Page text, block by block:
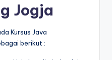
Jogja
Kursus Java
berikut :